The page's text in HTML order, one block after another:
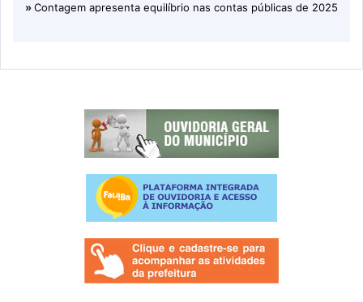
»Contagem apresenta equilíbrio nas contas públicas de 2025